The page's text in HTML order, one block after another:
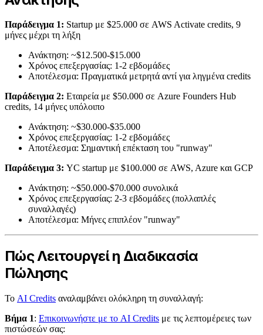
Παράδειγμα 1: Startup με $25.000 σε AWS Activate credits, 9
μήνες μέχρι τη λήξη
Ανάκτηση: ~$12.500-$15.000
Χρόνος επεξεργασίας: 1-2 εβδομάδες
Αποτέλεσμα: Πραγματικά μετρητά αντί για ληγμένα credits
Παράδειγμα 2: Εταιρεία με $50.000 σε Azure Founders Hub
credits, 14 μήνες υπόλοιπο
Ανάκτηση: ~$30.000-$35.000
Χρόνος επεξεργασίας: 1-2 εβδομάδες
Αποτέλεσμα: Σημαντική επέκταση του "runway"
Παράδειγμα 3: YC startup με $100.000 σε AWS, Azure και GCP
Ανάκτηση: ~$50.000-$70.000 συνολικά
Χρόνος επεξεργασίας: 2-3 εβδομάδες (πολλαπλές
συναλλαγές)
Αποτέλεσμα: Μήνες επιπλέον "runway"
Πώς Λειτουργεί η Διαδικασία
Πώλησης
Το AI Credits αναλαμβάνει ολόκληρη τη συναλλαγή:
Βήμα 1: Επικοινωνήστε με το AI Credits με τις λεπτομέρειες των
πιστώσεών σας: